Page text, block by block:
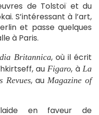
de Tolstoï et du
S’intéressant à l’art,
et passe quelques
à Paris.
Britannica, où il écrit
auFigaro, à La
Revues, au Magazine of
en faveur de